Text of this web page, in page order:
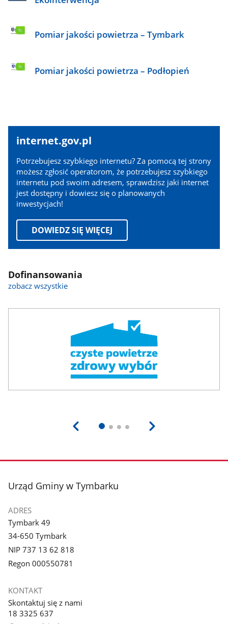
Pomiar jakości powietrza – Tymbark
Pomiar jakości powietrza – Podłopień
internet.gov.pl
Potrzebujesz szybkiego internetu? Za pomocą tej strony
możesz zgłosić operatorom, że potrzebujesz szybkiego
internetu pod swoim adresem, sprawdzisz jaki internet
jest dostępny i dowiesz się o planowanych
inwestycjach!
DOWIEDZ SIĘ WIĘCEJ
Dofinansowania
zobacz wszystkie
stopka
Urząd Gminy w Tymbarku
ADRES
Tymbark 49
34-650 Tymbark
NIP 737 13 62 818
Regon 000550781
KONTAKT
Skontaktuj się z nami
18 3325 637